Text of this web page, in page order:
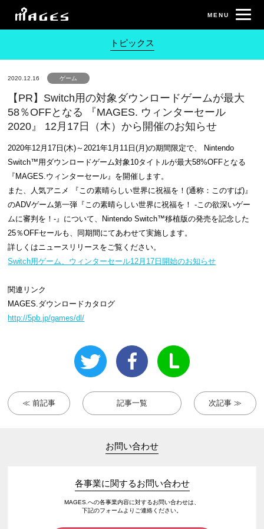
トピックス
2020.12.16 ゲーム
【PR】Switch用の対象ダウンロードゲームが最大
58％OFFとなる 『MAGES. ウィンターセール
2020』 12月17日（木）から開催のお知らせ
2020年12月17日(木)～2021年1月11日(月)の期間限定で、 Nintendo
Switch™用ダウンロードゲーム対象10タイトルが最大58%OFFとなる
『MAGES.ウィンターセール』を開催します。
また、人気アニメ 『この素晴らしい世界に祝福を！(通称：このすば)』
のADVゲーム第一弾『この素晴らしい世界に祝福を！ -この欲深いゲー
ムに審判を！-』について、Nintendo Switch™移植版の発売を記念した
25％OFFセールも、同期間にてあわせて実施します。
詳しくはニュースリリースをご覧ください。
Switch用ゲーム、ウィンターセール12月17日開始のお知らせ
関連リンク
MAGES.ダウンロードカタログ
http://5pb.jp/games/dl/
≪ 前記事 記事一覧 次記事 ≫
お問い合わせ
各事業に関するお問い合わせ
MAGES.への各事業内容に対するお問い合わせは、
下記のフォームよりご連絡ください。